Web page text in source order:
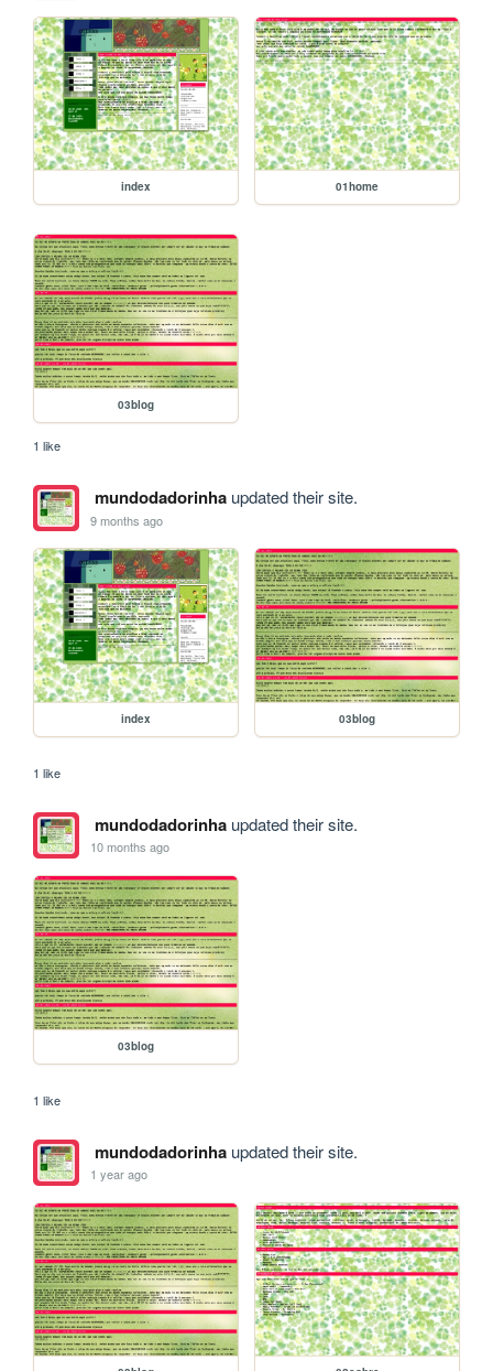
index 01home
03blog
1 like
mundodadorinhaupdated their site.
9 months ago
index 03blog
1 like
mundodadorinhaupdated their site.
10 months ago
03blog
1 like
mundodadorinhaupdated their site.
1 year ago